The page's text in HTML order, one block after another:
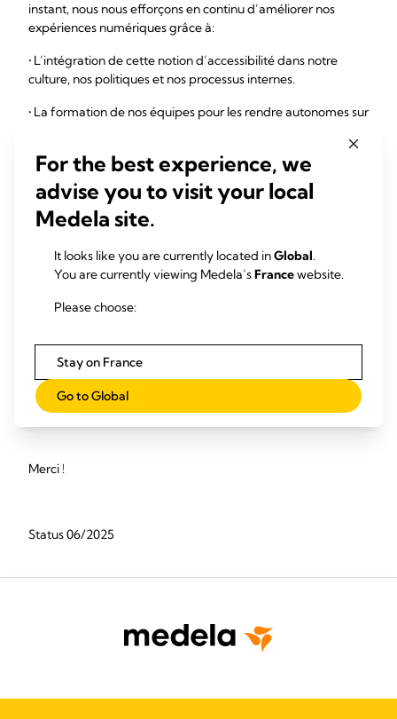
instant, nous nous efforçons en continu d’améliorer nos
expériences numériques grâce à:
• L’intégration de cette notion d’accessibilité dans notre
culture, nos politiques et nos processus internes.
• La formation de nos équipes pour les rendre autonomes sur
• La réalisation d’audits et de tests réguliers pour identifier
les améliorations à mettre en œuvre.
Nous sommes à l’écoute
Si vous rencontrez des difficultés lors de l’utilisation de notre
site web ou si vous avez des suggestions pour nous
permettre d’améliorer votre expérience numérique, nous
Politique concernant les cookies et le respect de la vie privée
sur le site Internet
Merci !
Status 06/2025
For the best experience, we
advise you to visit your local
Medela site.
It looks like you are currently located inGlobal.
You are currently viewing Medela’sFrancewebsite.
Please choose:
Stay on France
Go to Global